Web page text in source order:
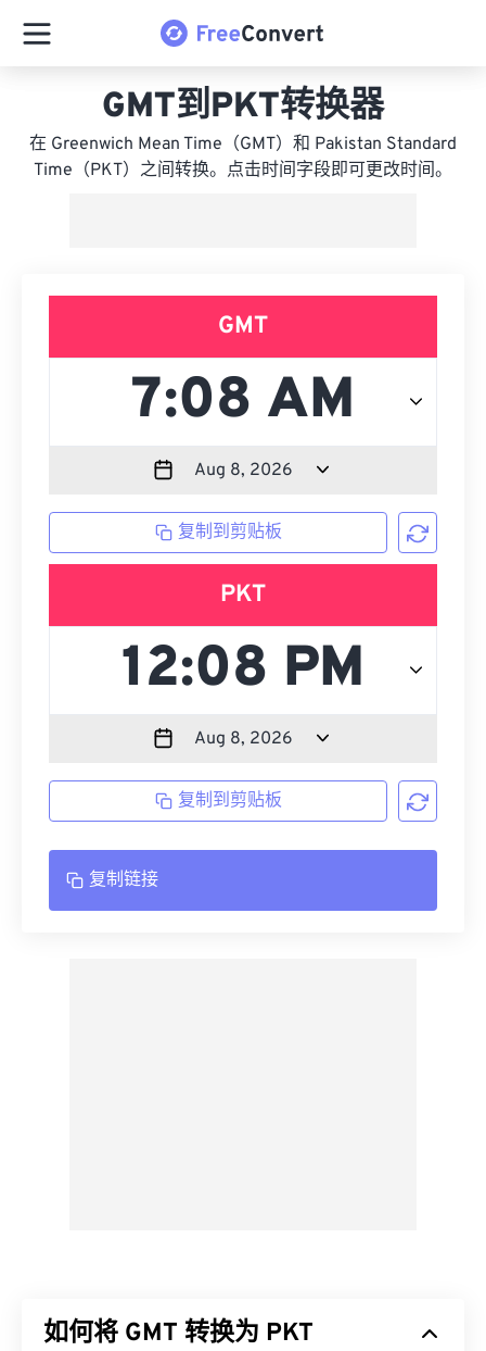
GMT到PKT转换器
在 Greenwich Mean Time（GMT）和 Pakistan Standard
Time（PKT）之间转换。点击时间字段即可更改时间。
GMT
复制到剪贴板
PKT
复制到剪贴板
复制链接
如何将 GMT 转换为 PKT